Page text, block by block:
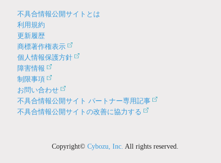
不具合情報公開サイトとは
利用規約
更新履歴
商標著作権表示
個人情報保護方針
障害情報
制限事項
お問い合わせ
不具合情報公開サイト パートナー専用記事
不具合情報公開サイトの改善に協力する
Copyright©Cybozu, Inc. All rights reserved.